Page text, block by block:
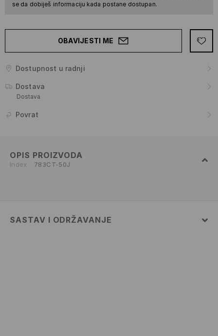
se da dobiješ informaciju kada postane dostupan.
OBAVIJESTI ME
Dostupnost u radnji
Dostava
Dostava
Povrat
OPIS PROIZVODA
Index 783CT-50J
SASTAV I ODRŽAVANJE